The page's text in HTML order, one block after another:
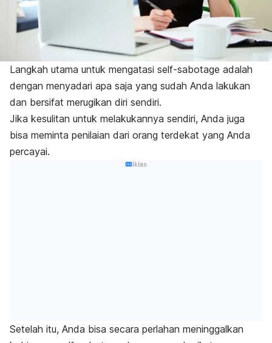
Langkah utama untuk mengatasi self-sabotage adalah
dengan menyadari apa saja yang sudah Anda lakukan
dan bersifat merugikan diri sendiri.
Jika kesulitan untuk melakukannya sendiri, Anda juga
bisa meminta penilaian dari orang terdekat yang Anda
percayai.
Iklan
Setelah itu, Anda bisa secara perlahan meninggalkan